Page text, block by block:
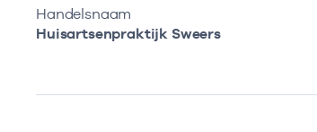
Handelsnaam
Huisartsenpraktijk Sweers